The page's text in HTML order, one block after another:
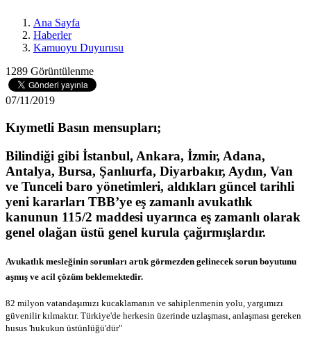
Ana Sayfa
Haberler
Kamuoyu Duyurusu
1289 Görüntülenme
07/11/2019
Kıymetli Basın mensupları;
Bilindiği gibi İstanbul, Ankara, İzmir, Adana,
Antalya, Bursa, Şanlıurfa, Diyarbakır, Aydın, Van
ve Tunceli baro yönetimleri, aldıkları güncel tarihli
yeni kararları TBB’ye eş zamanlı avukatlık
kanunun 115/2 maddesi uyarınca eş zamanlı olarak
genel olağan üstü genel kurula çağırmışlardır.
Avukatlık mesleğinin sorunları artık görmezden gelinecek sorun boyutunu
aşmış ve acil çözüm beklemektedir.
82 milyon vatandaşımızı kucaklamanın ve sahiplenmenin yolu, yargımızı
güvenilir kılmaktır. Türkiye'de herkesin üzerinde uzlaşması, anlaşması gereken
husus 'hukukun üstünlüğü'dür"